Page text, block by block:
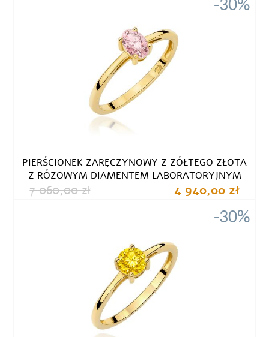
PIERŚCIONEK ZARĘCZYNOWY Z ŻÓŁTEGO ZŁOTA
Z RÓŻOWYM DIAMENTEM LABORATORYJNYM
7 060,00 zł 4 940,00 zł
-30%